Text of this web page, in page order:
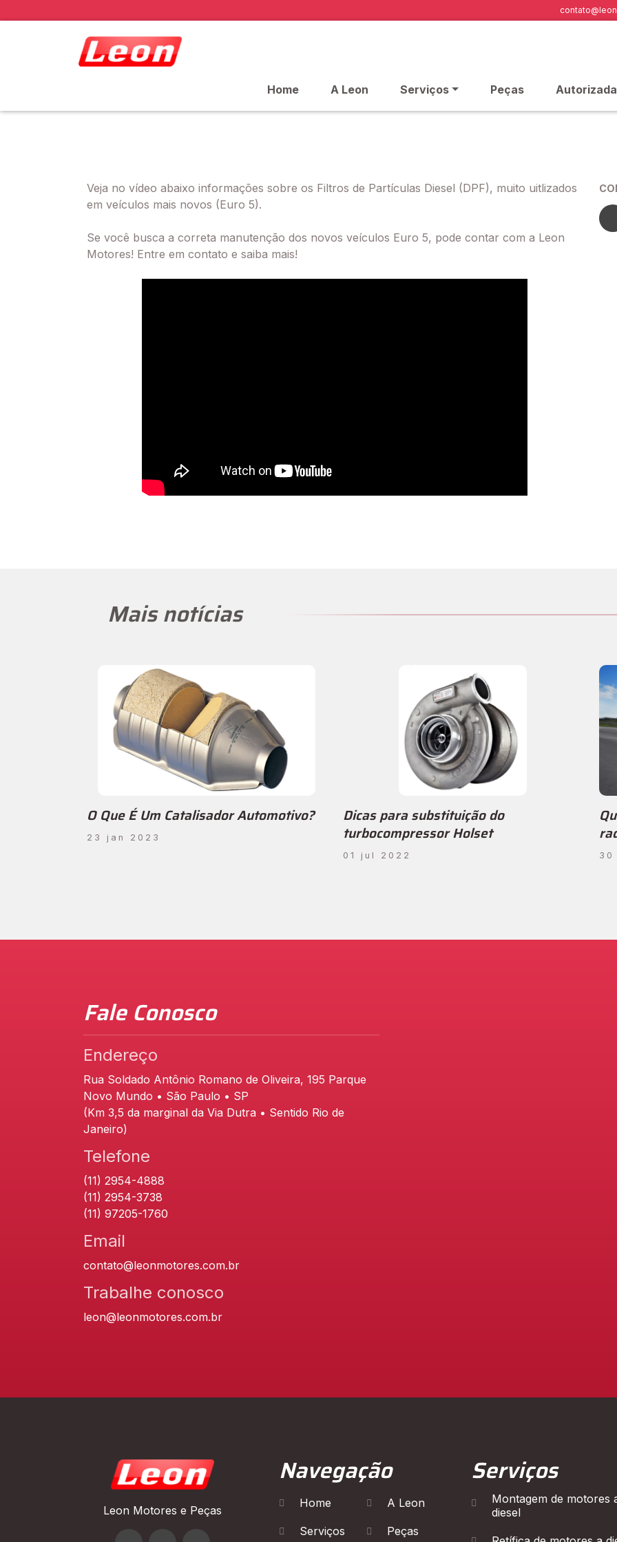
Home A Leon Serviços Peças Autorizada
Veja no vídeo abaixo informações sobre os Filtros de Partículas Diesel (DPF), muito uitlizados
em veículos mais novos (Euro 5).
Se você busca a correta manutenção dos novos veículos Euro 5, pode contar com a Leon
Motores! Entre em contato e saiba mais!
Mais notícias
O Que É Um Catalisador Automotivo?
23 jan 2023
Dicas para substituição do
turbocompressor Holset
01 jul 2022 30
Fale Conosco
Endereço
Rua Soldado Antônio Romano de Oliveira, 195 Parque
Novo Mundo • São Paulo • SP
(Km 3,5 da marginal da Via Dutra • Sentido Rio de
Janeiro)
Telefone
(11) 2954-4888
(11) 2954-3738
(11) 97205-1760
Email
contato@leonmotores.com.br
Trabalhe conosco
leon@leonmotores.com.br
Leon Motores e Peças
Navegação
Home A Leon
Serviços Peças
Serviços
Montagem de motores
diesel